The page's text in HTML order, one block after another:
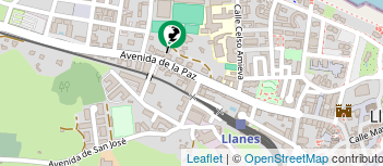
Leaflet | ©OpenStreetMap